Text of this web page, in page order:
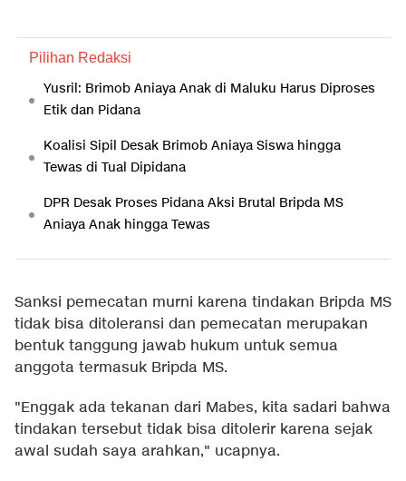
Pilihan Redaksi
Yusril: Brimob Aniaya Anak di Maluku Harus Diproses
Etik dan Pidana
Koalisi Sipil Desak Brimob Aniaya Siswa hingga
Tewas di Tual Dipidana
DPR Desak Proses Pidana Aksi Brutal Bripda MS
Aniaya Anak hingga Tewas
Sanksi pemecatan murni karena tindakan Bripda MS
tidak bisa ditoleransi dan pemecatan merupakan
bentuk tanggung jawab hukum untuk semua
anggota termasuk Bripda MS.
"Enggak ada tekanan dari Mabes, kita sadari bahwa
tindakan tersebut tidak bisa ditolerir karena sejak
awal sudah saya arahkan," ucapnya.